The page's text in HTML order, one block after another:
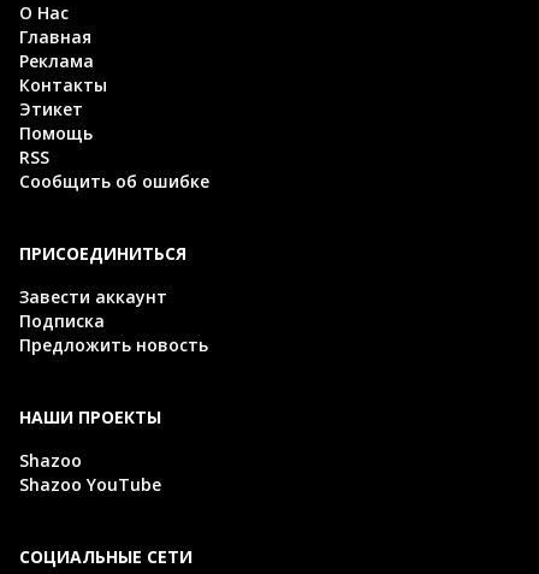
О Нас
Главная
Реклама
Контакты
Этикет
Помощь
RSS
Сообщить об ошибке
ПРИСОЕДИНИТЬСЯ
Завести аккаунт
Подписка
Предложить новость
НАШИ ПРОЕКТЫ
Shazoo
Shazoo YouTube
СОЦИАЛЬНЫЕ СЕТИ